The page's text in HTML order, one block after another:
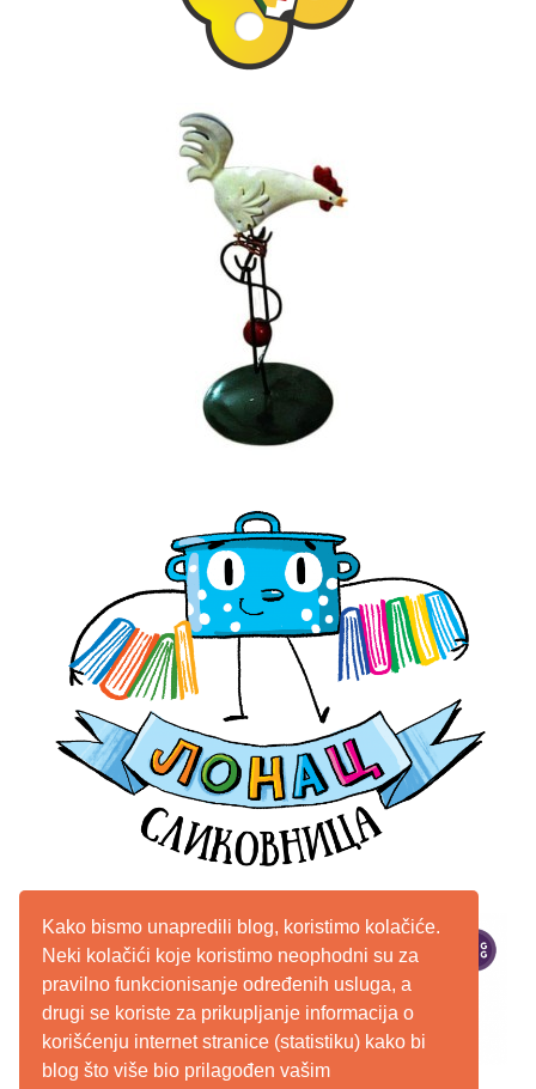
Kako bismo unapredili blog, koristimo kolačiće.
Neki kolačići koje koristimo neophodni su za
pravilno funkcionisanje određenih usluga, a
drugi se koriste za prikupljanje informacija o
korišćenju internet stranice (statistiku) kako bi
blog što više bio prilagođen vašim